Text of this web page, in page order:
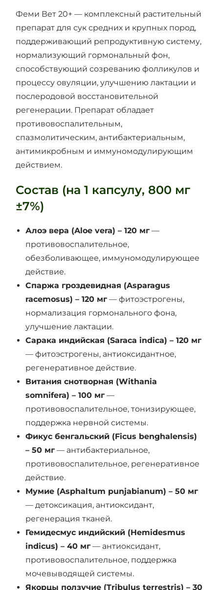
Феми Вет 20+ — комплексный растительный
препарат для сук средних и крупных пород,
поддерживающий репродуктивную систему,
нормализующий гормональный фон,
способствующий созреванию фолликулов и
процессу овуляции, улучшению лактации и
послеродовой восстановительной
регенерации. Препарат обладает
противовоспалительным,
спазмолитическим, антибактериальным,
антимикробным и иммуномодулирующим
действием.
Состав (на 1 капсулу, 800 мг
±7%)
Алоэ вера (Aloe vera) – 120 мг —
противовоспалительное,
обезболивающее, иммуномодулирующее
действие.
Спаржа гроздевидная (Asparagus
racemosus) – 120 мг — фитоэстрогены,
нормализация гормонального фона,
улучшение лактации.
Сарака индийская (Saraca indica) – 120 мг
— фитоэстрогены, антиоксидантное,
регенеративное действие.
Витания снотворная (Withania
somnifera) – 100 мг —
противовоспалительное, тонизирующее,
поддержка нервной системы.
Фикус бенгальский (Ficus benghalensis)
– 50 мг — антибактериальное,
противовоспалительное, регенеративное
действие.
Мумие (Asphaltum punjabianum) – 50 мг
— детоксикация, антиоксидант,
регенерация тканей.
Гемидесмус индийский (Hemidesmus
indicus) – 40 мг — антиоксидант,
противовоспалительное, поддержка
мочевыводящей системы.
Якорцы ползучие (Tribulus terrestris) – 30